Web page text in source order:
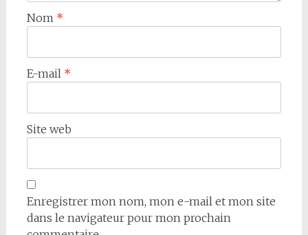
Nom *
E-mail *
Site web
Enregistrer mon nom, mon e-mail et mon site
dans le navigateur pour mon prochain